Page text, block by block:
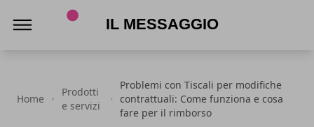
Home
Prodotti
e servizi
Problemi con Tiscali per modifiche
contrattuali: Come funziona e cosa
fare per il rimborso